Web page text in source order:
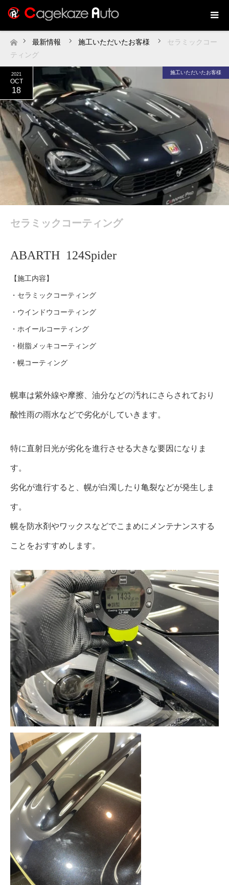
ホーム
最新情報 施工いただいたお客様
セラミックコー
ティング
2021
OCT
18
施工いただいたお客様
セラミックコーティング
ABARTH 124Spider
【施工内容】
・セラミックコーティング
・ウインドウコーティング
・ホイールコーティング
・樹脂メッキコーティング
・幌コーティング
幌車は紫外線や摩擦、油分などの汚れにさらされており
酸性雨の雨水などで劣化がしていきます。
特に直射日光が劣化を進行させる大きな要因になりま
す。
劣化が進行すると、幌が白濁したり亀裂などが発生しま
す。
幌を防水剤やワックスなどでこまめにメンテナンスする
ことをおすすめします。